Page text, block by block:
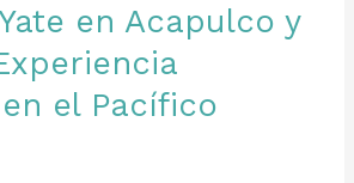
en Acapulco y
el Pacífico